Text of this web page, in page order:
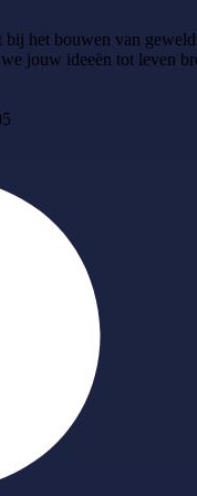
het bouwen van
jouw ideeën tot leven